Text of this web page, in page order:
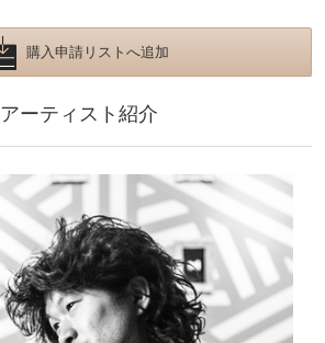
購入申請リストへ追加
アーティスト紹介